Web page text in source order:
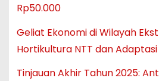
Rp50.000
Geliat Ekonomi di Wilayah
Hortikultura NTT dan
Tinjauan Akhir Tahun 2025: